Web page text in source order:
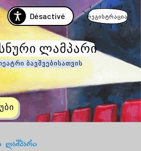
Désactivé რეგისტრაცია
ᲚᲐᲛᲞᲐᲠᲘ
ბავშვებისათვის